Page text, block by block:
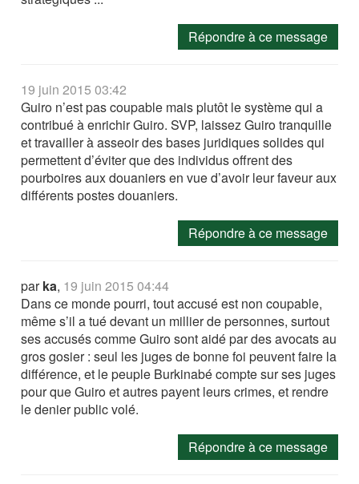
Répondre à ce message
19 juin 2015 03:42
Guiro n’est pas coupable mais plutôt le système qui a
contribué à enrichir Guiro. SVP, laissez Guiro tranquille
et travailler à asseoir des bases juridiques solides qui
permettent d’éviter que des individus offrent des
pourboires aux douaniers en vue d’avoir leur faveur aux
différents postes douaniers.
Répondre à ce message
parka, 19 juin 2015 04:44
Dans ce monde pourri, tout accusé est non coupable,
même s’il a tué devant un millier de personnes, surtout
ses accusés comme Guiro sont aidé par des avocats au
gros gosier : seul les juges de bonne foi peuvent faire la
différence, et le peuple Burkinabé compte sur ses juges
pour que Guiro et autres payent leurs crimes, et rendre
le denier public volé.
Répondre à ce message